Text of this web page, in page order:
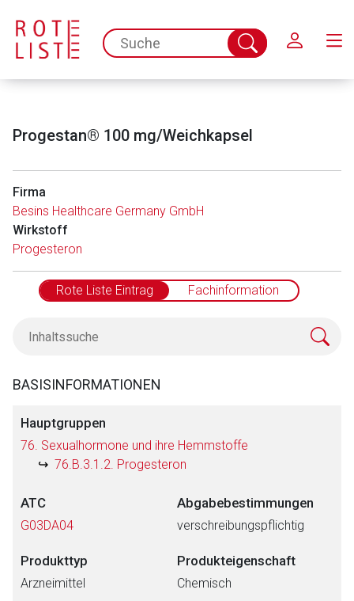
spc.search.input.placeholder
Suche
abschicken
Progestan® 100 mg/Weichkapsel
Firma
Besins Healthcare Germany GmbH
Wirkstoff
Progesteron
Rote Liste Eintrag Fachinformation
BASISINFORMATIONEN
Hauptgruppen
76. Sexualhormone und ihre Hemmstoffe
76.B.3.1.2. Progesteron
ATC
G03DA04
Abgabebestimmungen
verschreibungspflichtig
Produkttyp
Arzneimittel
Produkteigenschaft
Chemisch